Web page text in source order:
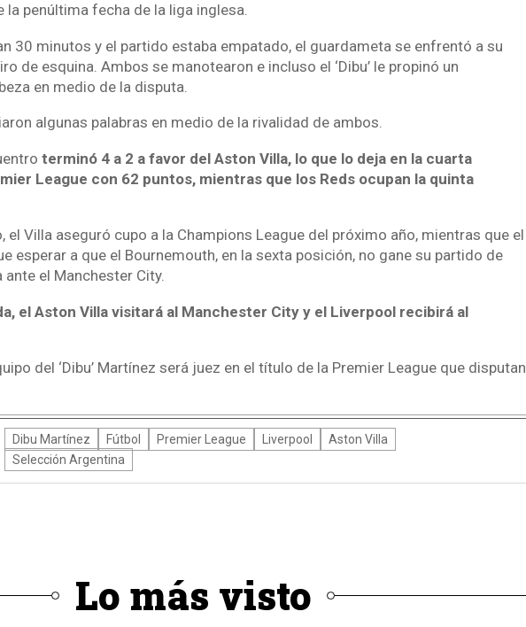
la penúltima fecha de la liga inglesa.
30 minutos y el partido estaba empatado, el guardameta se enfrentó a su
de esquina. Ambos se manotearon e incluso el ‘Dibu’ le propinó un
en medio de la disputa.
algunas palabras en medio de la rivalidad de ambos.
terminó 4 a 2 a favor del Aston Villa, lo que lo deja en la cuarta
League con 62 puntos, mientras que los Reds ocupan la quinta
el Villa aseguró cupo a la Champions League del próximo año, mientras que el
esperar a que el Bournemouth, en la sexta posición, no gane su partido de
el Manchester City.
el Aston Villa visitará al Manchester City y el Liverpool recibirá al
del ‘Dibu’ Martínez será juez en el título de la Premier League que disputan
Dibu Martínez Fútbol Premier League Liverpool
Aston Villa
Selección Argentina
Lo más visto